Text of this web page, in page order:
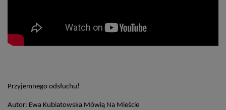
Przyjemnego odsłuchu!
Autor: Ewa Kubiatowska Mówią Na Mieście